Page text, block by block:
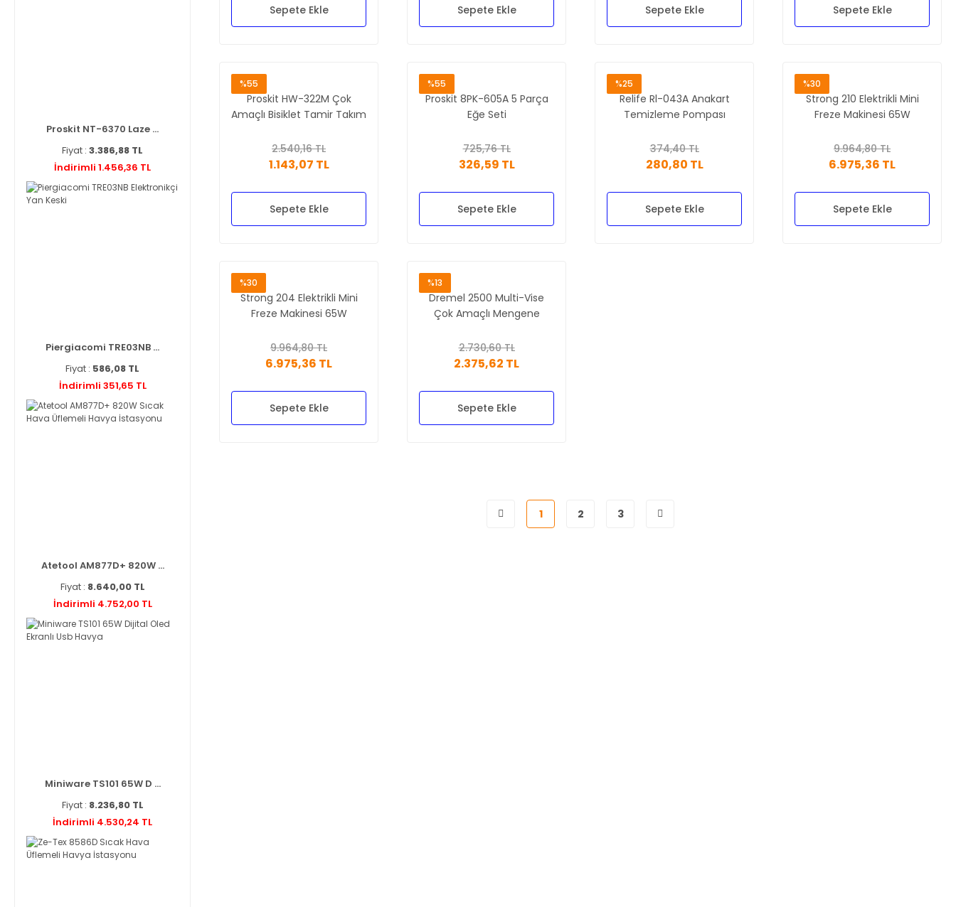
Proskit NT-6370 Laze ...
Fiyat : 3.386,88 TL
İndirimli 1.456,36 TL
Piergiacomi TRE03NB ...
Fiyat : 586,08 TL
İndirimli 351,65 TL
Atetool AM877D+ 820W ...
Fiyat : 8.640,00 TL
İndirimli 4.752,00 TL
Miniware TS101 65W D ...
Fiyat : 8.236,80 TL
İndirimli 4.530,24 TL
Sepete Ekle Sepete Ekle Sepete Ekle Sepete Ekle
%55
Proskit HW-322M Çok
Amaçlı Bisiklet Tamir Takım
2.540,16 TL
1.143,07 TL
Sepete Ekle
%55
Proskit 8PK-605A 5 Parça
Eğe Seti
725,76 TL
326,59 TL
Sepete Ekle
%25
Relife Rl-043A Anakart
Temizleme Pompası
374,40 TL
280,80 TL
Sepete Ekle
%30
Strong 210 Elektrikli Mini
Freze Makinesi 65W
9.964,80 TL
6.975,36 TL
Sepete Ekle
%30
Strong 204 Elektrikli Mini
Freze Makinesi 65W
9.964,80 TL
6.975,36 TL
Sepete Ekle
%13
Dremel 2500 Multi-Vise
Çok Amaçlı Mengene
2.730,60 TL
2.375,62 TL
Sepete Ekle
1 2 3